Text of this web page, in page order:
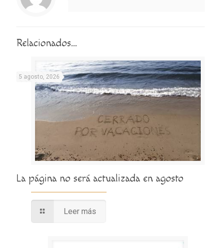
Relacionados...
5 agosto, 2026
La página no será actualizada en agosto
Leer más